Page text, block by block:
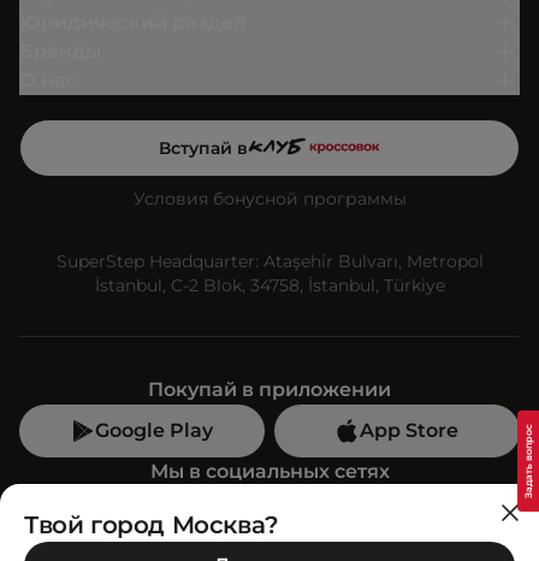
Вступай в
Условия бонусной программы
SuperStep Headquarter: Ataşehir Bulvarı, Metropol
İstanbul, C-2 Blok, 34758, İstanbul, Türkiye
Покупай в приложении
Google Play
App Store
Мы в социальных сетях
Позвони нам
Твой город Москва?